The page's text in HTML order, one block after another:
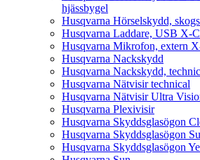
hjässbygel
Husqvarna Hörselskydd,
Husqvarna Laddare, USB X-
Husqvarna Mikrofon, extern
Husqvarna Nackskydd
Husqvarna Nackskydd,
Husqvarna Nätvisir technical
Husqvarna Nätvisir Ultra
Husqvarna Plexivisir
Husqvarna Skyddsglasögon
Husqvarna Skyddsglasögon
Husqvarna Skyddsglasögon